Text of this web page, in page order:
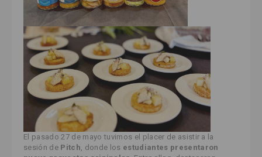
El pasado 27 de mayo tuvimos el placer de asistir a la
sesión de Pitch , donde los estudiantes presentaron